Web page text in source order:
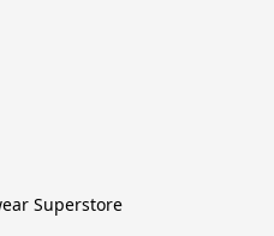
Superstore